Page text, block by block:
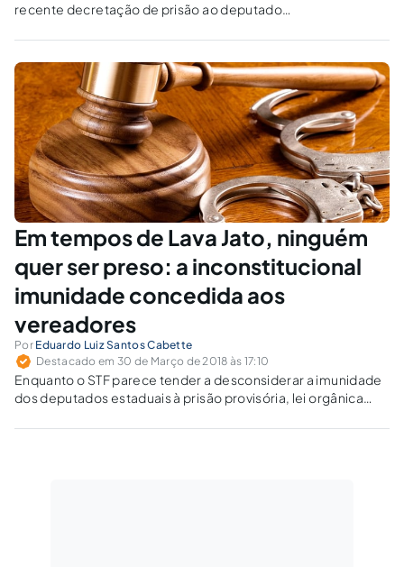
recente decretação de prisão ao deputado
Supremo Alexandre de Moraes. A decisão em
comento, gerou grande polêmica sob
supostos abusos face à garantias
parlamentares.
Em tempos de Lava Jato, ninguém
quer ser preso: a inconstitucional
imunidade concedida aos
vereadores
Por Eduardo Luiz Santos Cabette
Destacado em 30 de Março de 2018 às 17:10
Enquanto o STF parece tender a desconsiderar a imunidade
dos deputados estaduais à prisão provisória, lei orgânica
mesmas imunidades que detêm os parlamentares estaduais